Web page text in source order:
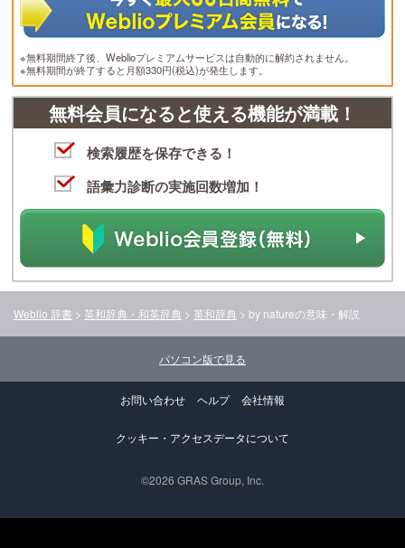
※無料期間終了後、Weblioプレミアムサービスは自動的に解約されません。
※無料期間が終了すると月額330円(税込)が発生します。
無料会員になると使える機能が満載！
検索履歴を保存できる！
語彙力診断の実施回数増加！
Weblio 辞書 > 英和辞典・和英辞典 > 英和辞典 > by natureの意味・解説
パソコン版で見る
お問い合わせ ヘルプ 会社情報
クッキー・アクセスデータについて
©2026 GRAS Group, Inc.